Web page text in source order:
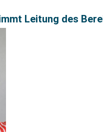
Leitung des